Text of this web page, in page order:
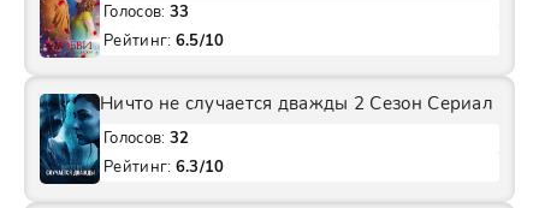
Голосов: 33
Рейтинг: 6.5/10
Ничто не случается дважды 2 Сезон Сериал
Голосов: 32
Рейтинг: 6.3/10